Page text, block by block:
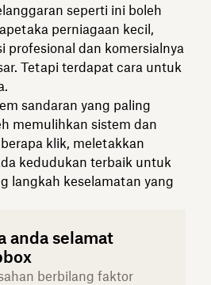
seperti ini boleh
perniagaan kecil,
profesional dan komersialnya
Tetapi terdapat cara untuk
sandaran yang paling
memulihkan sistem dan
klik, meletakkan
kedudukan terbaik untuk
langkah keselamatan yang
anda selamat
berbilang faktor